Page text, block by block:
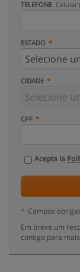
TELEFONE Celular
ESTADO
CIDADE
CPF
Acepta la
* Campos
Em breve um
contigo para